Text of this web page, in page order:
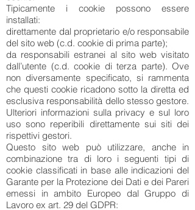
Tipicamente i cookie possono essere
installati:
direttamente dal proprietario e/o responsabile
del sito web (c.d. cookie di prima parte);
da responsabili estranei al sito web visitato
dall’utente (c.d. cookie di terza parte). Ove
non diversamente specificato, si rammenta
che questi cookie ricadono sotto la diretta ed
esclusiva responsabilità dello stesso gestore.
Ulteriori informazioni sulla privacy e sul loro
uso sono reperibili direttamente sui siti dei
rispettivi gestori.
Questo sito web può utilizzare, anche in
combinazione tra di loro i seguenti tipi di
cookie classificati in base alle indicazioni del
Garante per la Protezione dei Dati e dei Pareri
emessi in ambito Europeo dal Gruppo di
Lavoro ex art. 29 del GDPR: